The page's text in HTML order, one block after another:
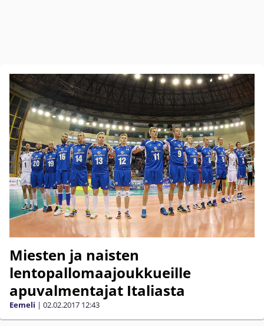
Miesten ja naisten
lentopallomaajoukkueille
apuvalmentajat Italiasta
Eemeli | 02.02.2017 12:43